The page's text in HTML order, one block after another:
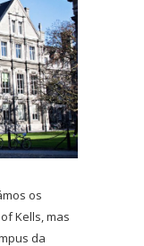
os
Kells, mas
da